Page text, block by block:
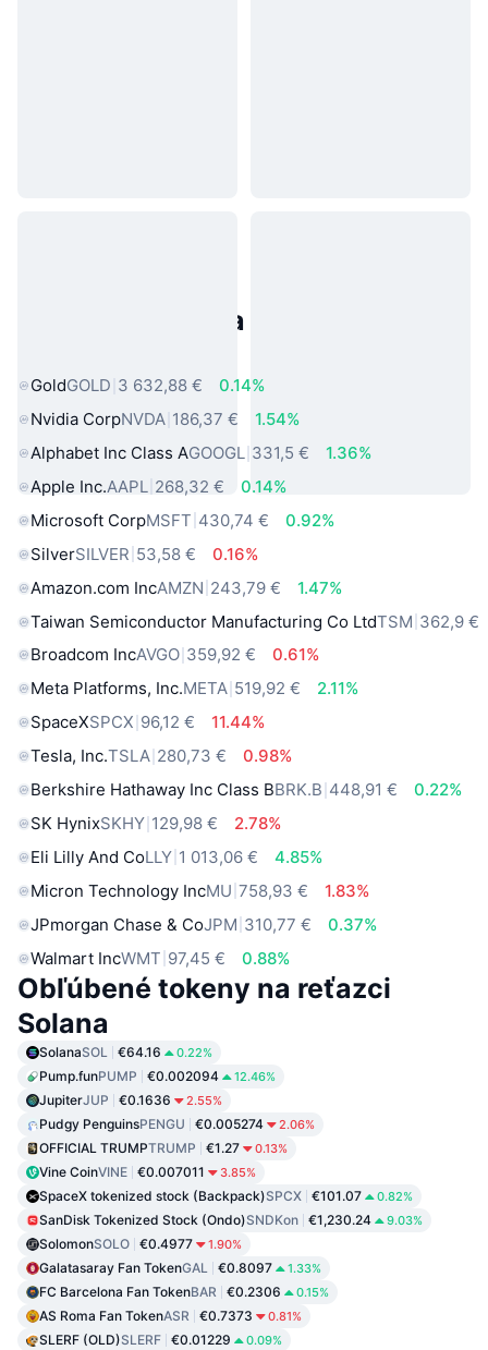
Populárne aktíva z reálneho
GoldGOLD 3 632,88 €
0.14%
Nvidia CorpNVDA 186,37 €
1.54%
Alphabet Inc Class AGOOGL 331,5 €
1.36%
Apple Inc.AAPL 268,32 €
0.14%
Microsoft CorpMSFT 430,74 €
0.92%
SilverSILVER 53,58 €
0.16%
Amazon.com IncAMZN 243,79 €
1.47%
Taiwan Semiconductor Manufacturing Co LtdTSM 362,9 €
Broadcom IncAVGO 359,92 €
0.61%
Meta Platforms, Inc.META 519,92 €
2.11%
SpaceXSPCX 96,12 €
11.44%
Tesla, Inc.TSLA 280,73 €
0.98%
Berkshire Hathaway Inc Class BBRK.B 448,91 €
0.22%
SK HynixSKHY 129,98 €
2.78%
Eli Lilly And CoLLY 1 013,06 €
4.85%
Micron Technology IncMU 758,93 €
1.83%
JPmorgan Chase & CoJPM 310,77 €
0.37%
Walmart IncWMT 97,45 € 0.88%
Obľúbené tokeny na reťazci
Solana
SolanaSOL €64.16 0.22%
Pump.funPUMP €0.002094 12.46%
JupiterJUP €0.1636 2.55%
Pudgy PenguinsPENGU €0.005274 2.06%
OFFICIAL TRUMPTRUMP €1.27 0.13%
Vine CoinVINE €0.007011 3.85%
SpaceX tokenized stock (Backpack)SPCX €101.07 0.82%
SanDisk Tokenized Stock (Ondo)SNDKon €1,230.24 9.03%
SolomonSOLO €0.4977 1.90%
Galatasaray Fan TokenGAL €0.8097 1.33%
FC Barcelona Fan TokenBAR €0.2306 0.15%
AS Roma Fan TokenASR €0.7373 0.81%
SLERF (OLD)SLERF €0.01229 0.09%